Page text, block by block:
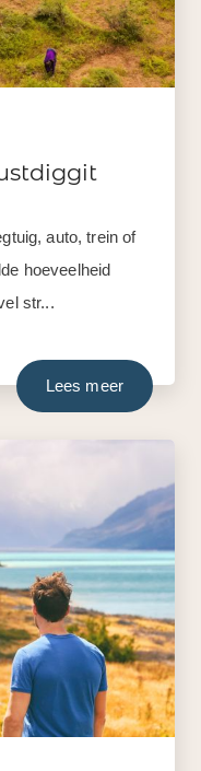
auto, trein of
hoeveelheid
str...
Lees meer